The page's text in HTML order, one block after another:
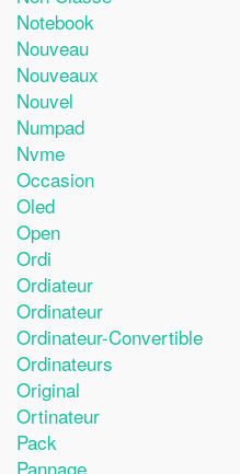
Notebook
Nouveau
Nouveaux
Nouvel
Numpad
Nvme
Occasion
Oled
Open
Ordi
Ordiateur
Ordinateur
Ordinateur-Convertible
Ordinateurs
Original
Ortinateur
Pack
Pannage